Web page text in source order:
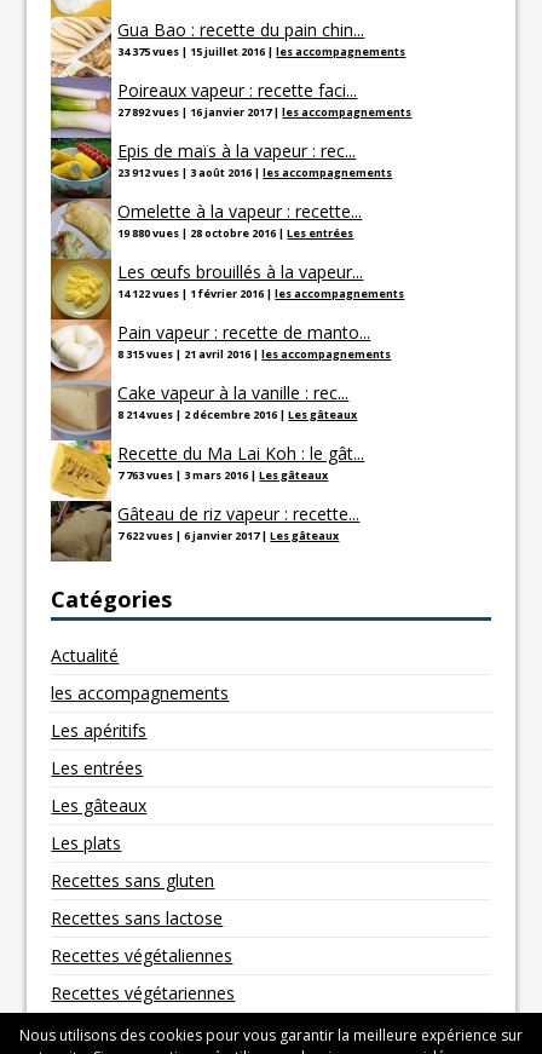
Gua Bao : recette du pain chin...
34 375 vues | 15 juillet 2016 |les accompagnements
Poireaux vapeur : recette faci...
27 892 vues | 16 janvier 2017|les accompagnements
Epis de maïs à la vapeur : rec...
23 912 vues |3 août 2016 |les accompagnements
Omelette à la vapeur : recette...
19 880 vues | 28 octobre 2016 |Les entrées
Les œufs brouillés à la vapeur...
14 122 vues | 1 février 2016 |les accompagnements
Pain vapeur : recette de manto...
8 315 vues | 21 avril 2016 |les accompagnements
Cake vapeur à la vanille : rec...
8 214 vues | 2 décembre 2016 |Les gâteaux
Recette du Ma Lai Koh : le gât...
7 763 vues |3 mars 2016 |Les gâteaux
Gâteau de riz vapeur : recette...
7 622 vues |6 janvier 2017|Les gâteaux
Catégories
Actualité
les accompagnements
Les apéritifs
Les entrées
Les gâteaux
Les plats
Recettes sans gluten
Recettes sans lactose
Recettes végétaliennes
Recettes végétariennes
Nous utilisons des cookies pour vous garantir la meilleure expérience sur